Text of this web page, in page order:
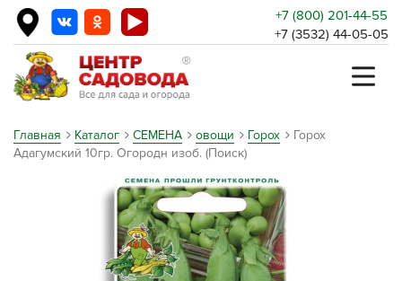
+7 (800) 201-44-55
+7 (3532) 44-05-05
Главная Каталог СЕМЕНА овощи Горох
Горох
Адагумский 10гр. Огородн изоб. (Поиск)